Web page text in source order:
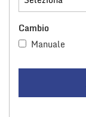
Cambio
Manuale
descritte.
ottenere
maggiori
sull'utilità